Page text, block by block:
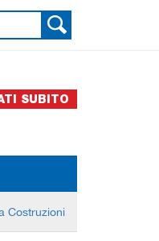
SUBITO
Costruzioni